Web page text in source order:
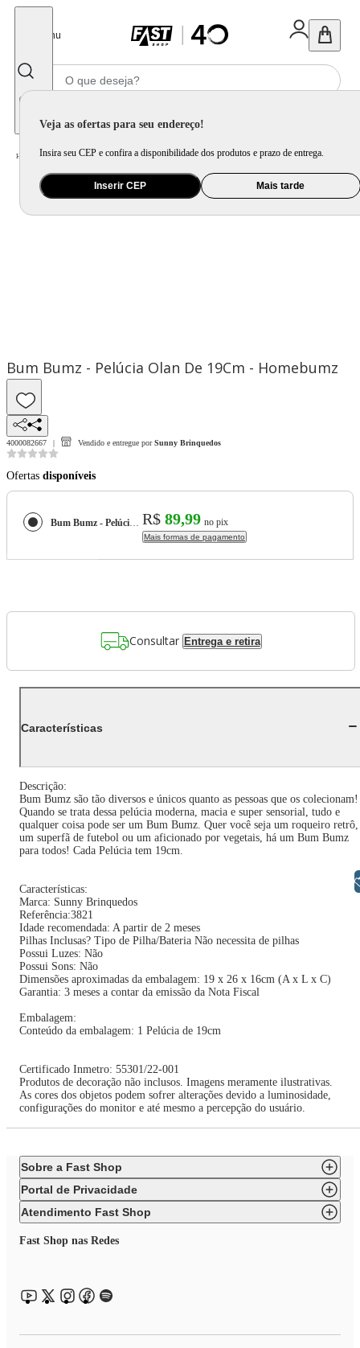
Menu
Veja as ofertas para seu endereço!
Insira seu CEP e confira a disponibilidade dos produtos e prazo de entrega.
Inserir CEP Mais tarde
Home Brinquedo e Colecionável / Primeira Infância e Pelúcia
Bum Bumz - Pelúcia Olan De 19Cm - Homebumz
4000082667 Vendido e entregue por Sunny Brinquedos
Ofertas disponíveis
Bum Bumz - Pelúcia Olan De 19Cm - Homebumz R$ 89,99 no pix
Mais formas de pagamento
Consultar Entrega e retira
Características
Descrição:
Bum Bumz são tão diversos e únicos quanto as pessoas que os colecionam!
Quando se trata dessa pelúcia moderna, macia e super sensorial, tudo e
qualquer coisa pode ser um Bum Bumz. Quer você seja um roqueiro retrô,
um superfã de futebol ou um aficionado por vegetais, há um Bum Bumz
para todos! Cada Pelúcia tem 19cm.
Características:
Marca: Sunny Brinquedos
Referência:3821
Idade recomendada: A partir de 2 meses
Pilhas Inclusas? Tipo de Pilha/Bateria Não necessita de pilhas
Possui Luzes: Não
Possui Sons: Não
Dimensões aproximadas da embalagem: 19 x 26 x 16cm (A x L x C)
Garantia: 3 meses a contar da emissão da Nota Fiscal
Embalagem:
Conteúdo da embalagem: 1 Pelúcia de 19cm
Certificado Inmetro: 55301/22-001
Produtos de decoração não inclusos. Imagens meramente ilustrativas.
As cores dos objetos podem sofrer alterações devido a luminosidade,
configurações do monitor e até mesmo a percepção do usuário.
Sobre a Fast Shop
Portal de Privacidade
Atendimento Fast Shop
Fast Shop nas Redes